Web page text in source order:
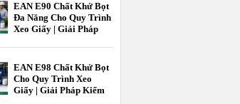
EAN E90 Chất Khử Bọt
Đa Năng Cho Quy Trình
Xeo Giấy | Giải Pháp
EAN E98 Chất Khử Bọt
Cho Quy Trình Xeo
Giấy | Giải Pháp Kiểm